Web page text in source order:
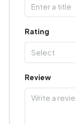
Rating
Select
Review